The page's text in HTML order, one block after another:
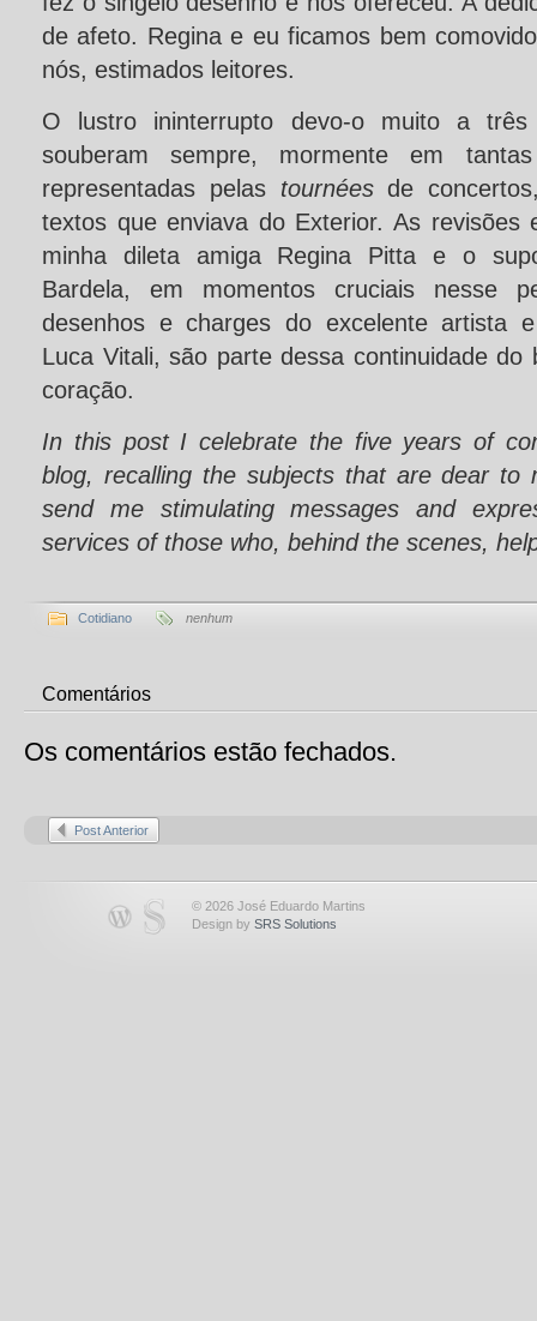
de afeto. Regina e eu ficamos bem
nós, estimados leitores.
O lustro ininterrupto devo-o muito a três
souberam sempre, mormente em
representadas pelas tournéesde
textos que enviava do Exterior. As revisões
minha dileta amiga Regina Pitta e o
Bardela, em momentos cruciais nesse
desenhos e charges do excelente artista
Luca Vitali, são parte dessa continuidade
coração.
In this post I celebrate the five years of
blog, recalling the subjects that are dear to
send me stimulating messages and
services of those who, behind the scenes,
Cotidiano nenhum
Comentários
Os comentários estão fechados.
Post Anterior
© 2026 José Eduardo Martins
Design by SRS Solutions